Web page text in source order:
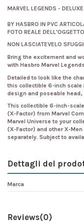
MARVEL LEGENDS -
BY HASBRO IN PVC
FOTO REALE DELL'OGGETTO
NON LASCIATEVELO
Bring the excitement and
with Hasbro Marvel
Detailed to look like the
this collectible 6-inch
design and poseable
This collectible 6-inch-
(X-Factor) from Marvel
Marvel Universe to your
(X-Factor) and other X-
separately. Subject to
Dettagli del
Marca
Reviews(0)